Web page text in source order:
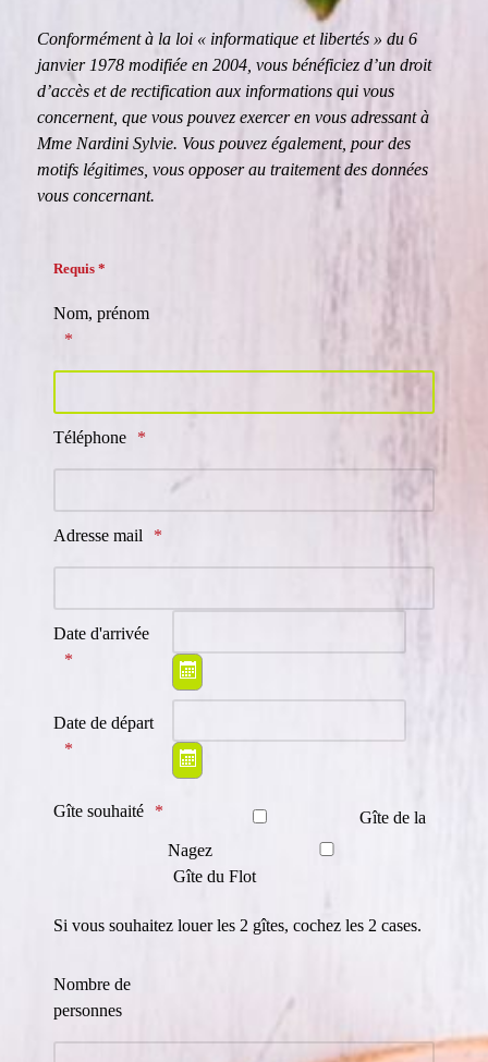
Conformément à la loi « informatique et libertés » du 6
janvier 1978 modifiée en 2004, vous bénéficiez d’un droit
d’accès et de rectification aux informations qui vous
concernent, que vous pouvez exercer en vous adressant à
Mme Nardini Sylvie. Vous pouvez également, pour des
motifs légitimes, vous opposer au traitement des données
vous concernant.
Requis *
Nom, prénom
Téléphone
Adresse mail
Date d'arrivée
Ouvrir le calendrier
Date de départ
Ouvrir le calendrier
Gîte souhaité
Gîte de la
Nagez
Gîte du Flot
Si vous souhaitez louer les 2 gîtes, cochez les 2 cases.
Nombre de
personnes